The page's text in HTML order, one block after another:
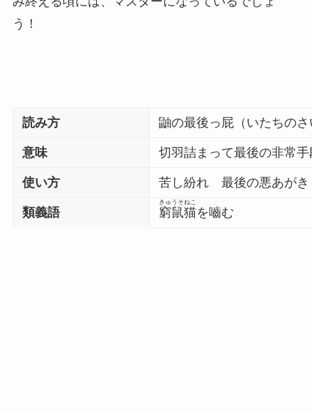
う！
読み方 鼬の最後っ屁（いたちの
意味 切羽詰まって最後の非常
使い方 苦し紛れ 最後の悪あがき
類義語 窮鼠
きゅうそ
猫
ねこ
を嚙む